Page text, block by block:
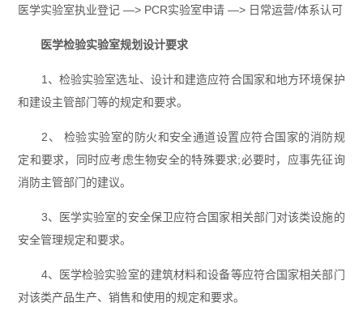
医学实验室执业登记 —> PCR实验室申请 —> 日常运营/体系认可
医学检验实验室规划设计要求
1、检验实验室选址、设计和建造应符合国家和地方环境保护
和建设主管部门等的规定和要求。
2、 检验实验室的防火和安全通道设置应符合国家的消防规
定和要求，同时应考虑生物安全的特殊要求;必要时，应事先征询
消防主管部门的建议。
3、医学实验室的安全保卫应符合国家相关部门对该类设施的
安全管理规定和要求。
4、医学检验实验室的建筑材料和设备等应符合国家相关部门
对该类产品生产、销售和使用的规定和要求。